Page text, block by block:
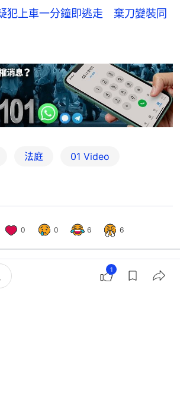
犯上車一分鐘即逃走 棄刀變裝同
法庭 01 Video
0 0 6 6
1